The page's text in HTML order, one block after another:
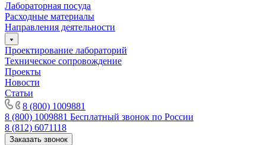
Лабораторная посуда
Расходные материалы
Направления деятельности
Проектирование лабораторий
Техническое сопровождение
Проекты
Новости
Статьи
8 (800) 1009881
8 (800) 1009881 Бесплатный звонок по России
8 (812) 6071118
Заказать звонок